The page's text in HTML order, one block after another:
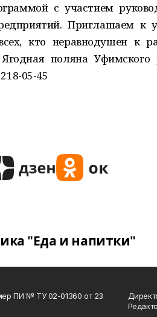
с участием
Приглашаем к
кто неравнодушен к
поляна Уфимского
05-45
"Еда и напитки"
ПИ № ТУ 02-01360 от 23